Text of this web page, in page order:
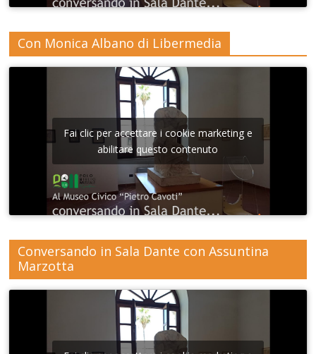
Con Monica Albano di Libermedia
Fai clic per accettare i cookie marketing e
abilitare questo contenuto
Conversando in Sala Dante con Assuntina
Marzotta